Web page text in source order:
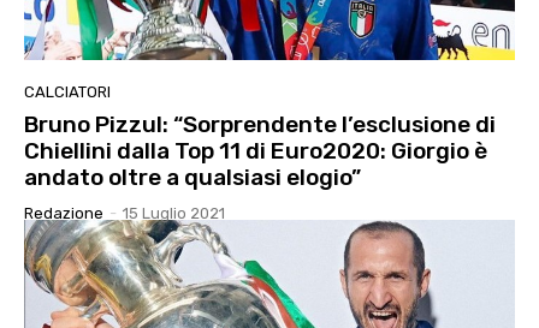
CALCIATORI
Bruno Pizzul: “Sorprendente l’esclusione di
Chiellini dalla Top 11 di Euro2020: Giorgio è
andato oltre a qualsiasi elogio”
Redazione - 15 Luglio 2021